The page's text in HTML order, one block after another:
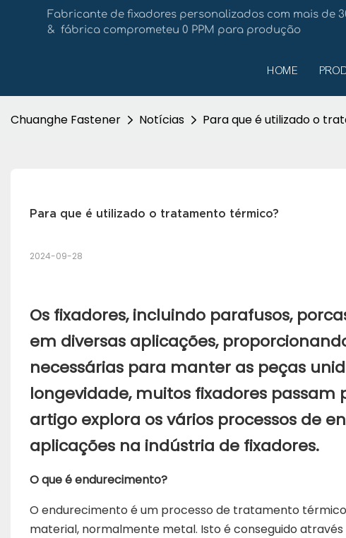
Fabricante de fixadores personalizados com mais de
& fábrica comprometeu 0 PPM para produção
HOME
Chuanghe Fastener Notícias Para que é utilizado o
Para que é utilizado o tratamento térmico?
2024-09-28
Os fixadores, incluindo parafusos,
em diversas aplicações,
necessárias para manter as peças
longevidade, muitos fixadores
artigo explora os vários processos de
aplicações na indústria de fixadores.
O que é endurecimento?
O endurecimento é um processo de tratamento
material, normalmente metal. Isto é conseguido